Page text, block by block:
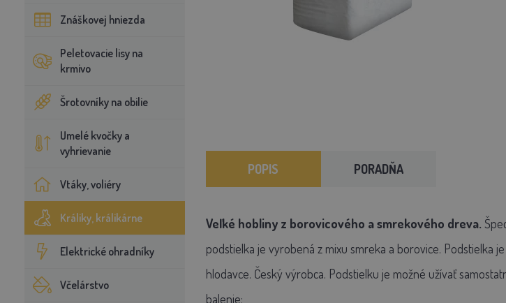
Znáškovej hniezda
Peletovacie lisy na
krmivo
Šrotovníky na obilie
Umelé kvočky a
vyhrievanie
Vtáky, voliéry
Králiky, králikárne
Elektrické ohradníky
Včelárstvo
POPIS PORADŇA
Veľké hobliny z borovicového a smrekového dreva.
podstielka je vyrobená z mixu smreka a borovice. Podstielka
hlodavce. Český výrobca. Podstielku je možné užívať
balenie: